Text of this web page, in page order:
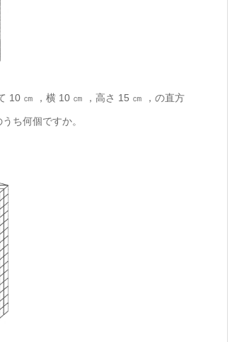
10 ㎝ ，横 10 ㎝ ，高さ 15 ㎝ ，の直方
ち何個ですか。